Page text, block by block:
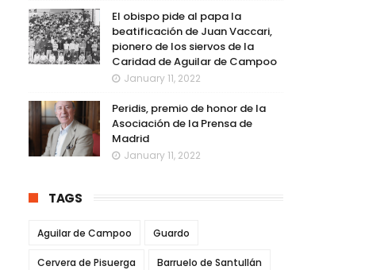
El obispo pide al papa la
beatificación de Juan Vaccari,
pionero de los siervos de la
Caridad de Aguilar de Campoo
January 11, 2022
Peridis, premio de honor de la
Asociación de la Prensa de
Madrid
January 11, 2022
TAGS
Aguilar de Campoo Guardo
Cervera de Pisuerga Barruelo de Santullán